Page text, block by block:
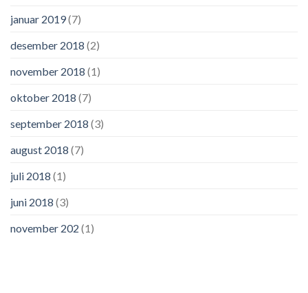
januar 2019(7)
desember 2018 (2)
november 2018 (1)
oktober 2018 (7)
september 2018 (3)
august 2018 (7)
juli 2018 (1)
juni 2018 (3)
november 202 (1)